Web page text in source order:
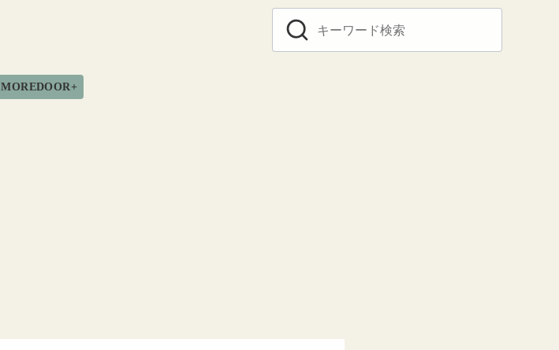
MOREDOOR+